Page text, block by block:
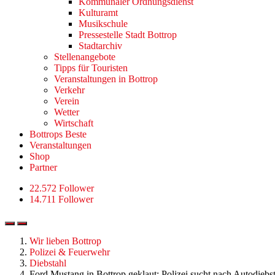
Kulturamt
Musikschule
Pressestelle Stadt Bottrop
Stadtarchiv
Stellenangebote
Tipps für Touristen
Veranstaltungen in Bottrop
Verkehr
Verein
Wetter
Wirtschaft
Bottrops Beste
Veranstaltungen
Shop
Partner
22.572 Follower
14.711 Follower
Wir lieben Bottrop
Polizei & Feuerwehr
Diebstahl